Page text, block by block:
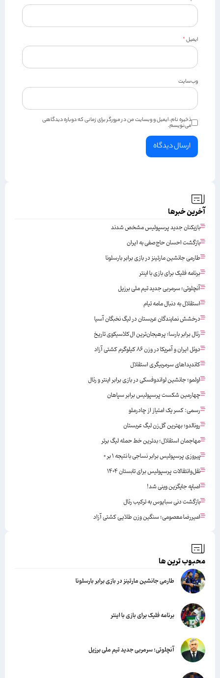
ایمیل*
وب‌سایت
ذخیره نام، ایمیل و وبسایت من در مرورگر برای زمانی که دوباره دیدگاهی
می‌نویسم.
آخرین خبرها
بازیکنان جدید پرسپولیس مشخص شدند
بازگشت احسان حاج‌صفی به ایران
طارمی جانشین مارتینز در بازی برابر بارسلونا
برنامه فلیک برای بازی با اینتر
آنچلوتی؛ سرمربی جدید تیم ملی برزیل
استقلال به دنبال مامه تیام
درخشش نمایندگان عربستان در لیگ نخبگان آسیا
رئال برابر بارسا؛ پرهیجان‌‌ترین ال‌کلاسیکوی تاریخ
دوئل ایران و آمریکا در وزن ۸۶ کیلوگرم کشتی آزاد
کاندیداهای سرمربیگری استقلال
اولمو؛ جانشین لواندوفسکی در بازی برابر اینتر و رئال
چهارمین شکست پرسپولیس برابر سپاهان
رسمی: کسر یک امتیاز از چادرملو
رونالدو؛ بهترین گل‌زن لیگ عربستان
مهاجمان استقلال؛ بدترین خط حمله لیگ برتر
پیروزی پرسپولیس برابر نساجی با نتیجه ۱ بر ۰
نقل‌وانتقالات پرسپولیس برای تابستان ۱۴۰۴
امباپه جایگزین وینی شد!
بازگشت دنی سبایوس به ترکیب رئال
امیررضا معصومی؛ سنگین وزن طلایی کشتی آزاد
محبوب ترین ها
طارمی جانشین مارتینز در بازی برابر بارسلونا
برنامه فلیک برای بازی با اینتر
آنچلوتی؛ سرمربی جدید تیم ملی برزیل